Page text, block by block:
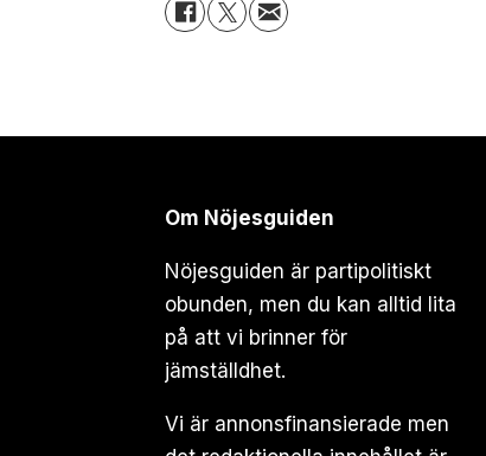
Om Nöjesguiden
Nöjesguiden är partipolitiskt
obunden, men du kan alltid lita
på att vi brinner för
jämställdhet.
Vi är annonsfinansierade men